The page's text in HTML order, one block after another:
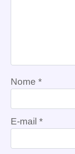
Nome *
E-mail *